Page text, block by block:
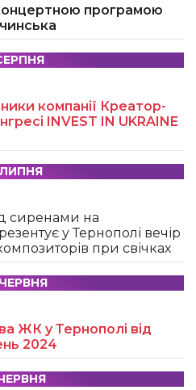
програмою
компанії Креатор-
INVEST IN UKRAINE
сиренами на
у Тернополі вечір
при свічках
ЖК у Тернополі від
2024